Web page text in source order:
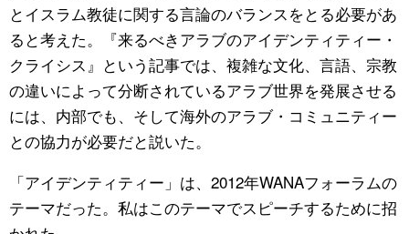
とイスラム教徒に関する言論のバランスをとる必要があ
ると考えた。『来るべきアラブのアイデンティティー・
クライシス』という記事では、複雑な文化、言語、宗教
の違いによって分断されているアラブ世界を発展させる
には、内部でも、そして海外のアラブ・コミュニティー
との協力が必要だと説いた。
「アイデンティティー」は、2012年WANAフォーラムの
テーマだった。私はこのテーマでスピーチするために招